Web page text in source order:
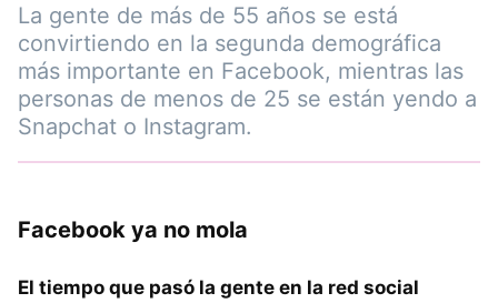
La gente de más de 55 años se está
convirtiendo en la segunda demográfica
más importante en Facebook, mientras las
personas de menos de 25 se están yendo a
Snapchat o Instagram.
Facebook ya no mola
El tiempo que pasó la gente en la red social